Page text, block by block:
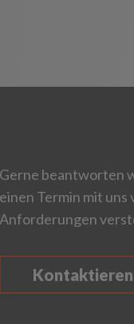
Gerne beantworten
einen Termin mit uns
Anforderungen
Kontaktieren